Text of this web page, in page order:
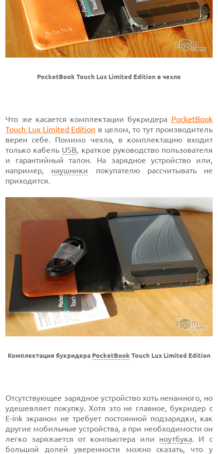
PocketBook Touch Lux Limited Edition в чехле
Что же касается комплектации букридера PocketBook
Touch Lux Limited Edition в целом, то тут производитель
верен себе. Помимо чехла, в комплектацию входит
только кабель USB , краткое руководство пользователя
и гарантийный талон. На зарядное устройство или,
например, наушники покупателю рассчитывать не
приходится.
Комплектация букридера PocketBook Touch Lux Limited Edition
Отсутствующее зарядное устройство хоть ненамного, но
удешевляет покупку. Хотя это не главное, букридер с
E-ink экраном не требует постоянной подзарядки, как
другие мобильные устройства, а при необходимости он
легко заряжается от компьютера или ноутбука. И с
большой долей уверенности можно сказать, что у